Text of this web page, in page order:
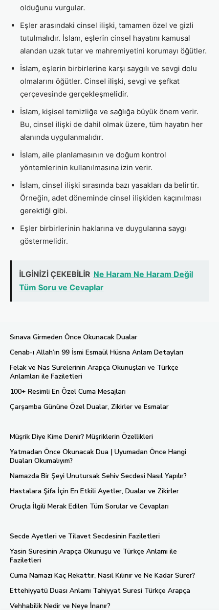
olduğunu vurgular.
Eşler arasındaki cinsel ilişki, tamamen özel ve gizli
tutulmalıdır. İslam, eşlerin cinsel hayatını kamusal
alandan uzak tutar ve mahremiyetini korumayı öğütler.
İslam, eşlerin birbirlerine karşı saygılı ve sevgi dolu
olmalarını öğütler. Cinsel ilişki, sevgi ve şefkat
çerçevesinde gerçekleşmelidir.
İslam, kişisel temizliğe ve sağlığa büyük önem verir.
Bu, cinsel ilişki de dahil olmak üzere, tüm hayatın her
alanında uygulanmalıdır.
İslam, aile planlamasının ve doğum kontrol
yöntemlerinin kullanılmasına izin verir.
İslam, cinsel ilişki sırasında bazı yasakları da belirtir.
Örneğin, adet döneminde cinsel ilişkiden kaçınılması
gerektiği gibi.
Eşler birbirlerinin haklarına ve duygularına saygı
göstermelidir.
İLGİNİZİ ÇEKEBİLİR Ne Haram Ne Haram Değil
Tüm Soru ve Cevaplar
Sınava Girmeden Önce Okunacak Dualar
Cenab-ı Allah’ın 99 İsmi Esmaül Hüsna Anlam Detayları
Felak ve Nas Surelerinin Arapça Okunuşları ve Türkçe
Anlamları ile Faziletleri
100+ Resimli En Özel Cuma Mesajları
Çarşamba Gününe Özel Dualar, Zikirler ve Esmalar
Müşrik Diye Kime Denir? Müşriklerin Özellikleri
Yatmadan Önce Okunacak Dua | Uyumadan Önce Hangi
Duaları Okumalıyım?
Namazda Bir Şeyi Unutursak Sehiv Secdesi Nasıl Yapılır?
Hastalara Şifa İçin En Etkili Ayetler, Dualar ve Zikirler
Oruçla İlgili Merak Edilen Tüm Sorular ve Cevapları
Secde Ayetleri ve Tilavet Secdesinin Faziletleri
Yasin Suresinin Arapça Okunuşu ve Türkçe Anlamı ile
Faziletleri
Cuma Namazı Kaç Rekattır, Nasıl Kılınır ve Ne Kadar Sürer?
Ettehiyyatü Duası Anlamı Tahiyyat Suresi Türkçe Arapça
Vehhabilik Nedir ve Neye İnanır?